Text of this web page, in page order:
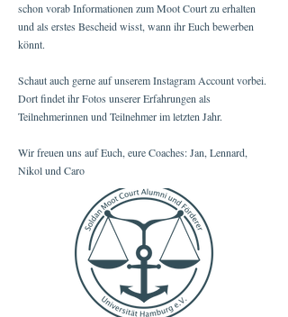
schon vorab Informationen zum Moot Court zu erhalten
und als erstes Bescheid wisst, wann ihr Euch bewerben
könnt.
Schaut auch gerne auf unserem Instagram Account vorbei.
Dort findet ihr Fotos unserer Erfahrungen als
Teilnehmerinnen und Teilnehmer im letzten Jahr.
Wir freuen uns auf Euch, eure Coaches: Jan, Lennard,
Nikol und Caro